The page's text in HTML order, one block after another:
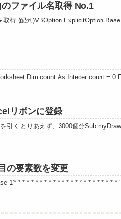
ファイル名取得 No.1
取得 (配列)VBOption ExplicitOption
Dim count As Integer count =
リボンに登録
引く'とりあえず、3000個分Sub
の要素数を変更
1'*-*-*-*-*-*-*-*-*-*-*-*-*-*-*-*-*-*-*-*-*-*-